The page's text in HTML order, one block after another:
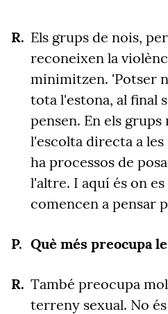
Els grups de nois,
reconeixen la
minimitzen. 'Potser
tota l'estona, al final
pensen. En els
l'escolta directa a
ha processos de
l'altre. I aquí és on
comencen a pensar
Què més preocupa
També preocupa
terreny sexual. No